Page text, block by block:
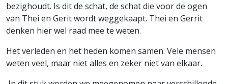
bezighoudt. Is dit de schat, de schat die voor de ogen
van Thei en Gerit wordt weggekaapt. Thei en Gerrit
denken hier wel raad mee te weten.
Het verleden en het heden komen samen. Vele mensen
weten veel, maar niet alles en zeker niet van elkaar.